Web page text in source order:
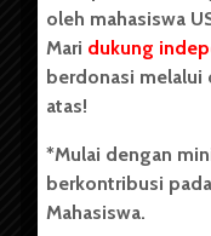
Copyright © 2023.
Badan Otonom Pers
pers mahasiswa yang
oleh mahasiswa
Mari dukung
berdonasi melalui
atas!
*Mulai dengan
berkontribusi
Mahasiswa.